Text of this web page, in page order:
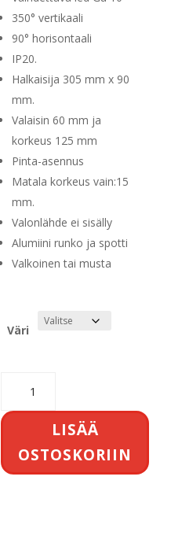
350° vertikaali
90° horisontaali
IP20.
Halkaisija 305 mm x 90
mm.
Valaisin 60 mm ja
korkeus 125 mm
Pinta-asennus
Matala korkeus vain:15
mm.
Valonlähde ei sisälly
Alumiini runko ja spotti
Valkoinen tai musta
Väri
square
määrä
LISÄÄ
OSTOSKORIIN